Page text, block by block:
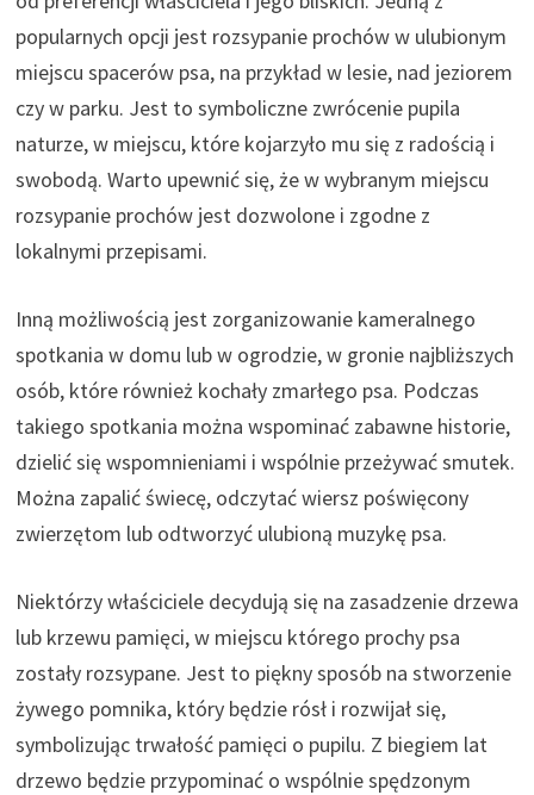
popularnych opcji jest rozsypanie prochów w ulubionym
miejscu spacerów psa, na przykład w lesie, nad jeziorem
czy w parku. Jest to symboliczne zwrócenie pupila
naturze, w miejscu, które kojarzyło mu się z radością i
swobodą. Warto upewnić się, że w wybranym miejscu
rozsypanie prochów jest dozwolone i zgodne z
lokalnymi przepisami.
Inną możliwością jest zorganizowanie kameralnego
spotkania w domu lub w ogrodzie, w gronie najbliższych
osób, które również kochały zmarłego psa. Podczas
takiego spotkania można wspominać zabawne historie,
dzielić się wspomnieniami i wspólnie przeżywać smutek.
Można zapalić świecę, odczytać wiersz poświęcony
zwierzętom lub odtworzyć ulubioną muzykę psa.
Niektórzy właściciele decydują się na zasadzenie drzewa
lub krzewu pamięci, w miejscu którego prochy psa
zostały rozsypane. Jest to piękny sposób na stworzenie
żywego pomnika, który będzie rósł i rozwijał się,
symbolizując trwałość pamięci o pupilu. Z biegiem lat
drzewo będzie przypominać o wspólnie spędzonym